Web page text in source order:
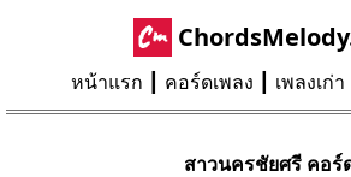
หน้าแรก คอร์ดเพลง เพลงเก่า
สาวนครชัยศรี คอร์